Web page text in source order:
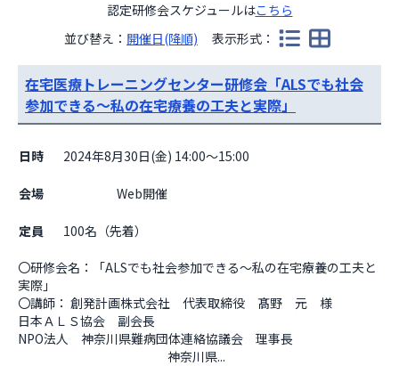
認定研修会スケジュールはこちら
並び替え： 開催日(降順) 表示形式：
在宅医療トレーニングセンター研修会「ALSでも社会
参加できる～私の在宅療養の工夫と実際」
日時 2024年8月30日(金) 14:00～15:00
会場
定員 100名（先着）
〇研修会名：「ALSでも社会参加できる～私の在宅療養の工夫と
実際」
〇講師： 創発計画株式会社　代表取締役　髙野　元　様
日本ＡＬＳ協会　副会長
NPO法人　神奈川県難病団体連絡協議会　理事長
神奈川県...